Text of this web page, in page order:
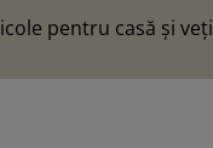
pentru casă și